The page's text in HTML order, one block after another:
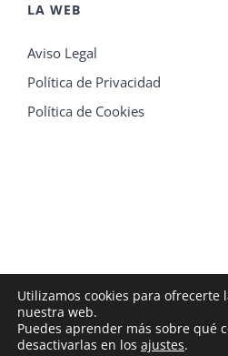
LA WEB
Aviso Legal
Política de Privacidad
Política de Cookies
Cátedra Fundación
Utilizamos cookies para ofrecerte
nuestra web.
Puedes aprender más sobre qué
desactivarlas en los ajustes.